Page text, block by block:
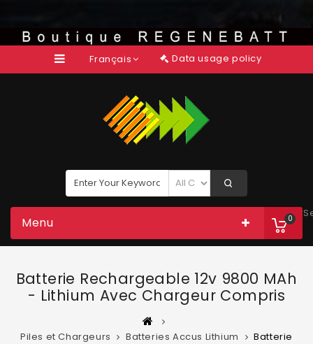
Français Data usage policy
0
Menu
Batterie Rechargeable 12v 9800 MAh
- Lithium Avec Chargeur Compris
Piles et Chargeurs Batteries Accus Lithium
Batterie